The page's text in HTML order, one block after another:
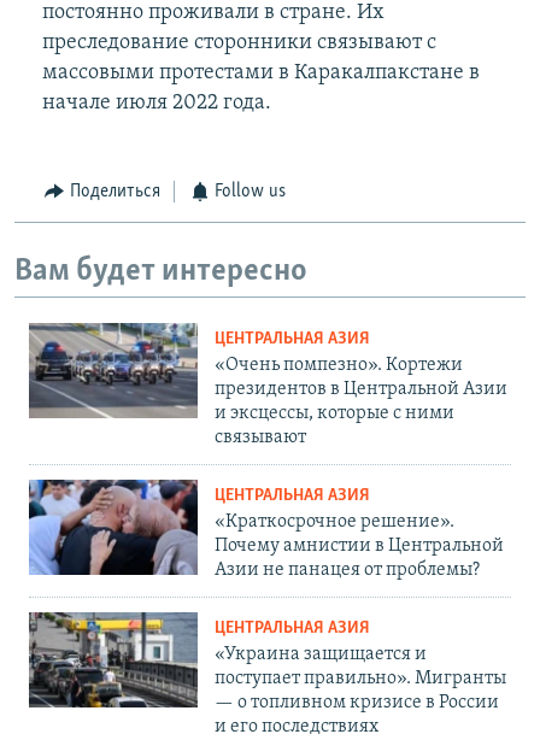
постоянно проживали в стране. Их
преследование сторонники связывают с
массовыми протестами в Каракалпакстане в
начале июля 2022 года.
Поделиться Follow us
Вам будет интересно
ЦЕНТРАЛЬНАЯ АЗИЯ
«Очень помпезно». Кортежи
президентов в Центральной Азии
и эксцессы, которые с ними
связывают
ЦЕНТРАЛЬНАЯ АЗИЯ
«Краткосрочное решение».
Почему амнистии в Центральной
Азии не панацея от проблемы?
ЦЕНТРАЛЬНАЯ АЗИЯ
«Украина защищается и
поступает правильно». Мигранты
— о топливном кризисе в России
и его последствиях